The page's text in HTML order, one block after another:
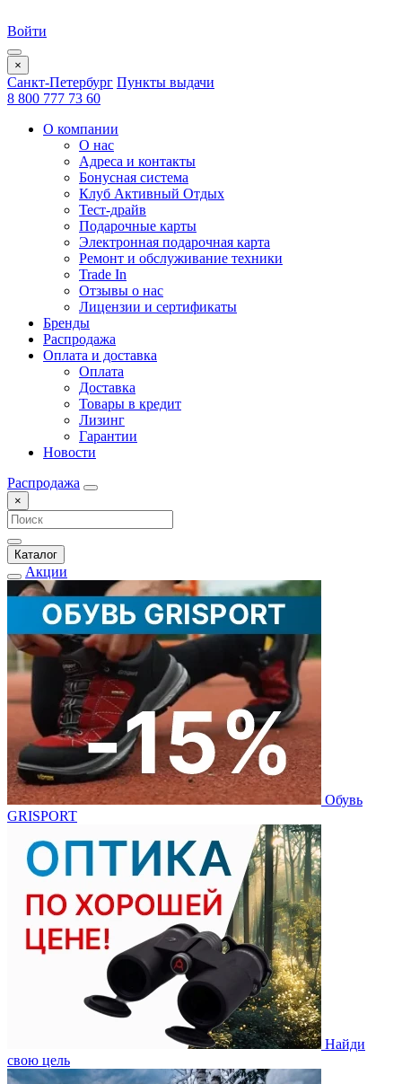
Войти
×
Санкт-Петербург Пункты выдачи
8 800 777 73 60
О компании
О нас
Адреса и контакты
Бонусная система
Клуб Активный Отдых
Тест-драйв
Подарочные карты
Электронная подарочная карта
Ремонт и обслуживание техники
Trade In
Отзывы о нас
Лицензии и сертификаты
Бренды
Распродажа
Оплата и доставка
Оплата
Доставка
Товары в кредит
Лизинг
Гарантии
Новости
Распродажа
×
Каталог
Акции
Обувь
GRISPORT
Найди
свою цель